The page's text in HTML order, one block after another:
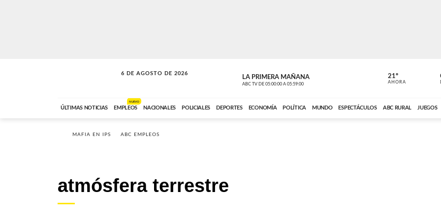
6 DE AGOSTO DE 2026
SOLO MÚSICA LA PRIMERA MAÑANA
ABC TV DE 05:00:00 A 05:59:00
LA
ABC CARDINAL
21º
AHORA
ÚLTIMAS NOTICIAS EMPLEOS
NUEVO
NACIONALES POLICIALES DEPORTES ECONOMÍA POLÍTICA MUNDO ESPECTÁCULOS ABC RURAL JUEGOS
MAFIA EN IPS ABC EMPLEOS
atmósfera terrestre